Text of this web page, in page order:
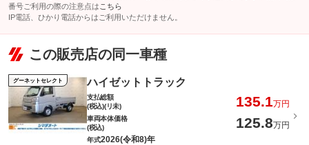
番号ご利用の際の注意点は こちら
IP電話、ひかり電話からはご利用いただけません。
この販売店の同一車種
グーネットセレクト ハイゼットトラック
支払総額
(税込)(リ未)
135.1万円
車両本体価格
(税込)
125.8万円
年式2026(令和8)年